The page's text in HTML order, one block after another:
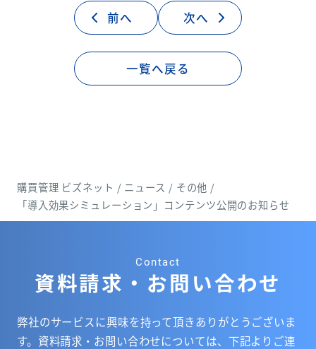
前へ 次へ
一覧へ戻る
購買管理 ビズネット / ニュース / その他 /
「導入効果シミュレーション」コンテンツ公開のお知らせ
Contact
資料請求・お問い合わせ
弊社のサービスに興味を持って頂きありがとうございま
す。 資料請求・お問い合わせについては、下記よりご連